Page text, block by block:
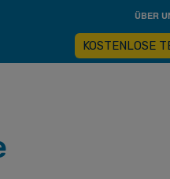
Skip
to
content
ÜBER
KOSTENLOSE